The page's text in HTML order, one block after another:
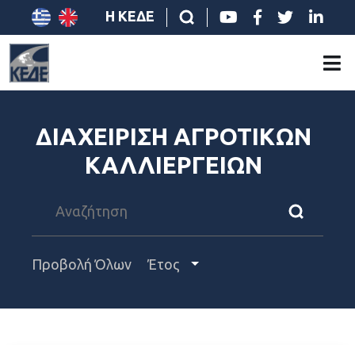
Η ΚΕΔΕ
ΔΙΑΧΕΙΡΙΣΗ ΑΓΡΟΤΙΚΩΝ
ΚΑΛΛΙΕΡΓΕΙΩΝ
Προβολή Όλων Έτος